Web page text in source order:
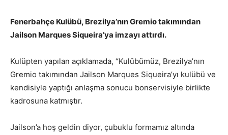
Fenerbahçe Kulübü, Brezilya’nın Gremio takımından
Jailson Marques Siqueira’ya imzayı attırdı.
Kulüpten yapılan açıklamada, “Kulübümüz, Brezilya’nın
Gremio takımından Jailson Marques Siqueira’yı kulübü ve
kendisiyle yaptığı anlaşma sonucu bonservisiyle birlikte
kadrosuna katmıştır.
Jailson’a hoş geldin diyor, çubuklu formamız altında